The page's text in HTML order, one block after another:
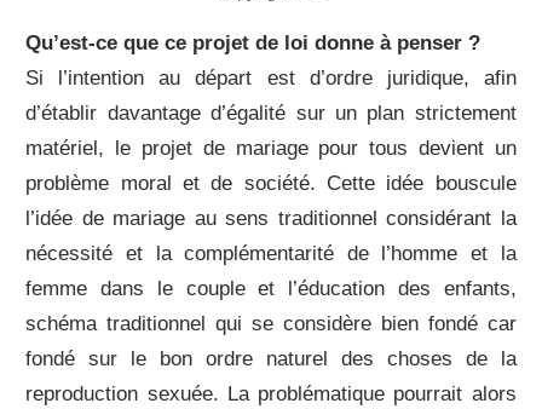
Qu’est-ce que ce projet de loi donne à penser ?
Si l’intention au départ est d’ordre juridique, afin
d’établir davantage d’égalité sur un plan strictement
matériel, le projet de mariage pour tous devient un
problème moral et de société. Cette idée bouscule
l’idée de mariage au sens traditionnel considérant la
nécessité et la complémentarité de l’homme et la
femme dans le couple et l’éducation des enfants,
schéma traditionnel qui se considère bien fondé car
fondé sur le bon ordre naturel des choses de la
reproduction sexuée. La problématique pourrait alors